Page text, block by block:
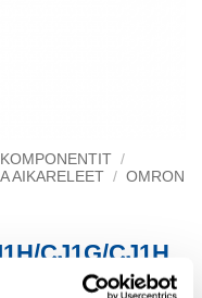
/
AIKARELEET / OMRON
CJ1G/CJ1H